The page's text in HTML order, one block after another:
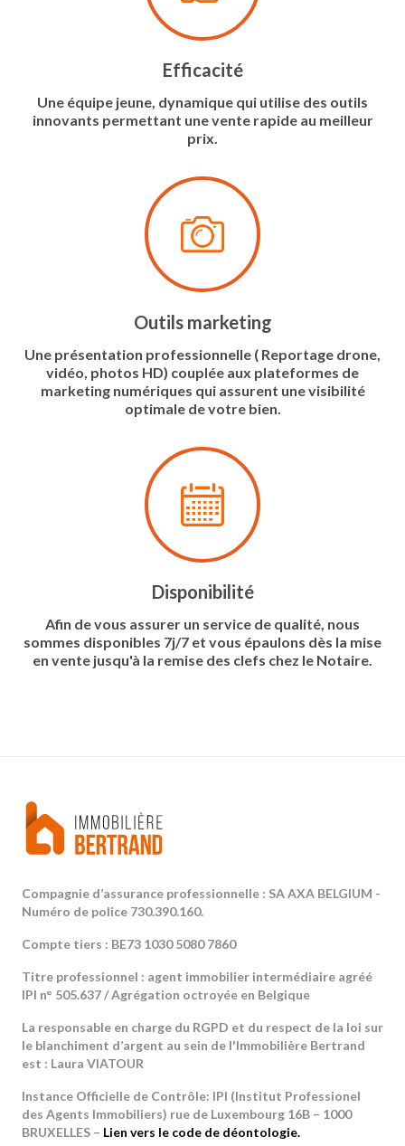
Efficacité
Une équipe jeune, dynamique qui utilise des outils
innovants permettant une vente rapide au meilleur
prix.
Outils marketing
Une présentation professionnelle ( Reportage drone,
vidéo, photos HD) couplée aux plateformes de
marketing numériques qui assurent une visibilité
optimale de votre bien.
Disponibilité
Afin de vous assurer un service de qualité, nous
sommes disponibles 7j/7 et vous épaulons dès la mise
en vente jusqu'à la remise des clefs chez le Notaire.
Compagnie d’assurance professionnelle : SA AXA BELGIUM -
Numéro de police 730.390.160.
Compte tiers : BE73 1030 5080 7860
Titre professionnel : agent immobilier intermédiaire agréé
IPI n° 505.637 / Agrégation octroyée en Belgique
La responsable en charge du RGPD et du respect de la loi sur
le blanchiment d’argent au sein de l'Immobilière Bertrand
est : Laura VIATOUR
Instance Officielle de Contrôle: IPI (Institut Professionel
des Agents Immobiliers) rue de Luxembourg 16B – 1000
BRUXELLES – Lien vers le code de déontologie.